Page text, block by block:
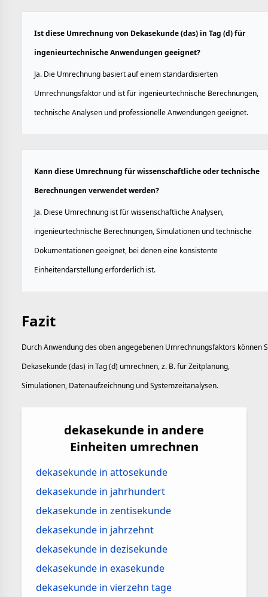
Ist diese Umrechnung von Dekasekunde (das) in Tag (d) für
ingenieurtechnische Anwendungen geeignet?
Ja. Die Umrechnung basiert auf einem standardisierten
Umrechnungsfaktor und ist für ingenieurtechnische Berechnungen,
technische Analysen und professionelle Anwendungen geeignet.
Kann diese Umrechnung für wissenschaftliche oder technische
Berechnungen verwendet werden?
Ja. Diese Umrechnung ist für wissenschaftliche Analysen,
ingenieurtechnische Berechnungen, Simulationen und technische
Dokumentationen geeignet, bei denen eine konsistente
Einheitendarstellung erforderlich ist.
Fazit
Durch Anwendung des oben angegebenen Umrechnungsfaktors können
Dekasekunde (das) in Tag (d) umrechnen, z. B. für Zeitplanung,
Simulationen, Datenaufzeichnung und Systemzeitanalysen.
dekasekunde in andere
Einheiten umrechnen
dekasekunde in attosekunde
dekasekunde in jahrhundert
dekasekunde in zentisekunde
dekasekunde in jahrzehnt
dekasekunde in dezisekunde
dekasekunde in exasekunde
dekasekunde in vierzehn tage